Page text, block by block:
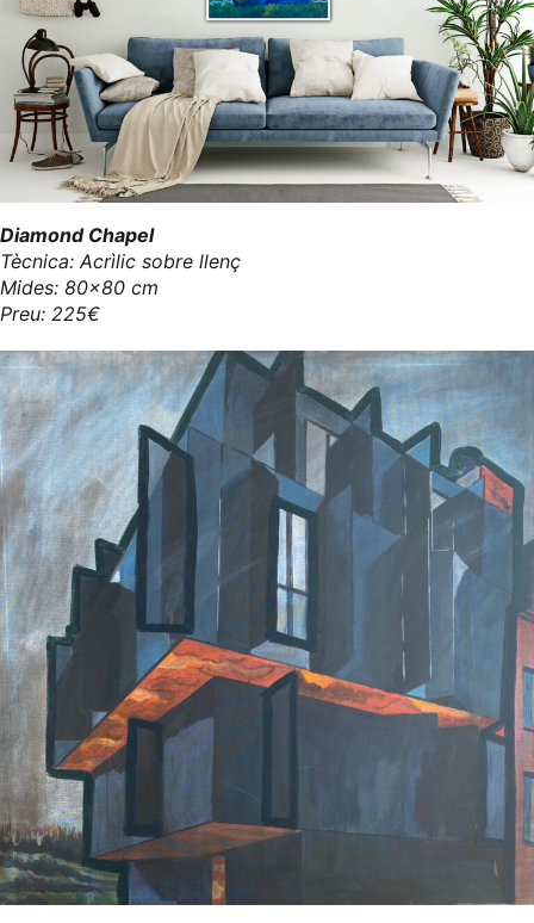
Diamond Chapel
Tècnica: Acrìlic sobre llenç
Mides: 80x80 cm
Preu: 225€